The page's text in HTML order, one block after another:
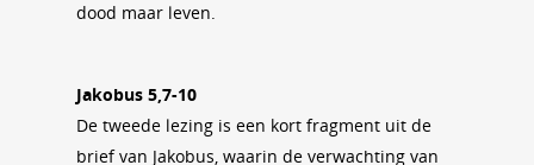
dood maar leven.
Jakobus 5,7-10
De tweede lezing is een kort fragment uit de
brief van Jakobus, waarin de verwachting van